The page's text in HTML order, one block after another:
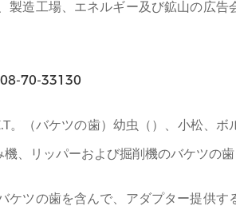
製造工場、エネルギー及び鉱山の広
70-33130
。（バケツの歯）幼虫（）、小松、
、リッパーおよび掘削機のバケツの
ケツの歯を含んで、アダプター提供